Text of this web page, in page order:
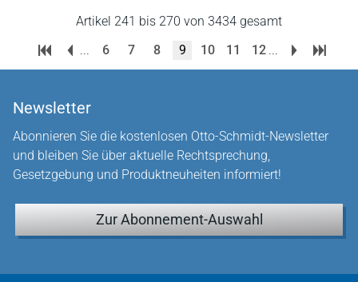
Artikel 241 bis 270 von 3434 gesamt
...
6 7 8 9 10 11 12 ...
Newsletter
Abonnieren Sie die kostenlosen Otto-Schmidt-Newsletter
und bleiben Sie über aktuelle Rechtsprechung,
Gesetzgebung und Produktneuheiten informiert!
Zur Abonnement-Auswahl